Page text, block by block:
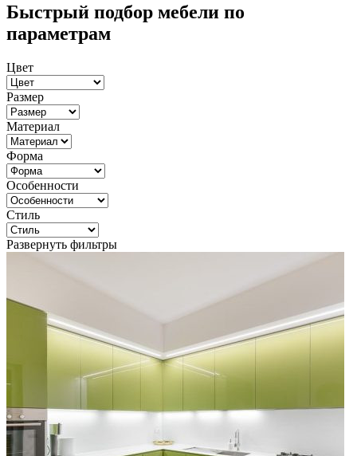
Быстрый подбор мебели по
параметрам
Цвет
Размер
Материал
Форма
Особенности
Стиль
Развернуть фильтры